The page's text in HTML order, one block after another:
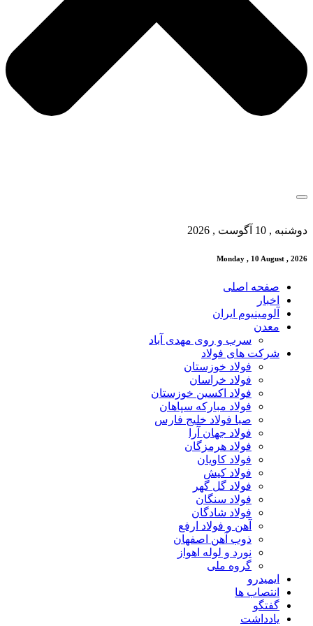
دوشنبه , 10 آگوست , 2026
Monday , 10 August , 2026
صفحه اصلی
اخبار
آلومینیوم ایران
معدن
سرب و روی مهدی آباد
شرکت های فولاد
فولاد خوزستان
فولاد خراسان
فولاد اکسین خوزستان
فولاد مبارکه سپاهان
صبا فولاد خلیج فارس
فولاد جهان آرا
فولاد هرمزگان
فولاد کاویان
فولاد کیش
فولاد گل گهر
فولاد سنگان
فولاد شادگان
آهن و فولاد ارفع
ذوب آهن اصفهان
نورد و لوله اهواز
گروه ملی
ایمیدرو
انتصاب ها
گفتگو
یادداشت